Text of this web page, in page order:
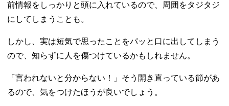
前情報をしっかりと頭に入れているので、周囲をタジタジ
にしてしまうことも。
しかし、実は短気で思ったことをパッと口に出してしまう
ので、知らずに人を傷つけているかもしれません。
「言われないと分からない！」そう開き直っている節があ
るので、気をつけたほうが良いでしょう。